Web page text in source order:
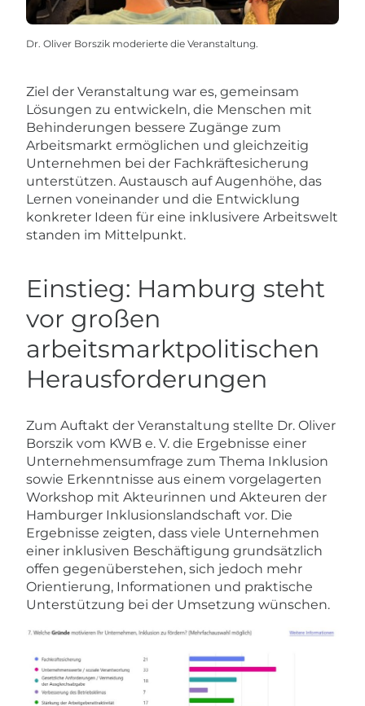
Dr. Oliver Borszik moderierte die Veranstaltung.
Ziel der Veranstaltung war es, gemeinsam
Lösungen zu entwickeln, die Menschen mit
Behinderungen bessere Zugänge zum
Arbeitsmarkt ermöglichen und gleichzeitig
Unternehmen bei der Fachkräftesicherung
unterstützen. Austausch auf Augenhöhe, das
Lernen voneinander und die Entwicklung
konkreter Ideen für eine inklusivere Arbeitswelt
standen im Mittelpunkt.
Einstieg: Hamburg steht
vor großen
arbeitsmarktpolitischen
Herausforderungen
Zum Auftakt der Veranstaltung stellte Dr. Oliver
Borszik vom KWB e. V. die Ergebnisse einer
Unternehmensumfrage zum Thema Inklusion
sowie Erkenntnisse aus einem vorgelagerten
Workshop mit Akteurinnen und Akteuren der
Hamburger Inklusionslandschaft vor. Die
Ergebnisse zeigten, dass viele Unternehmen
einer inklusiven Beschäftigung grundsätzlich
offen gegenüberstehen, sich jedoch mehr
Orientierung, Informationen und praktische
Unterstützung bei der Umsetzung wünschen.